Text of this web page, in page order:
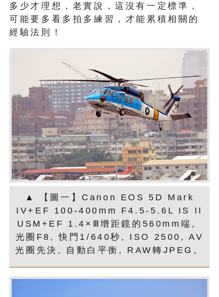
多少才理想，老實說，這沒有一定標準，
可能要多看多拍多練習，才能累積相關的
經驗法則！
▲ 【圖一】Canon EOS 5D Mark
IV+EF 100-400mm F4.5-5.6L IS II
USM+EF 1.4×Ⅲ增距鏡的560mm端。
光圈F8, 快門1/640秒, ISO 2500, AV
光圈先決, 自動白平衡, RAW轉JPEG。